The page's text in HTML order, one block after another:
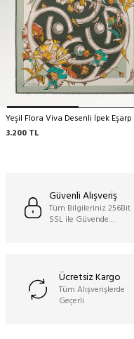
Yeşil Flora Viva Desenli İpek Eşarp
3.200 TL
Güvenli Alışveriş
Tüm Bilgileriniz 256Bit
SSL ile Güvende…
Ücretsiz Kargo
Tüm Alışverişlerde
Geçerli